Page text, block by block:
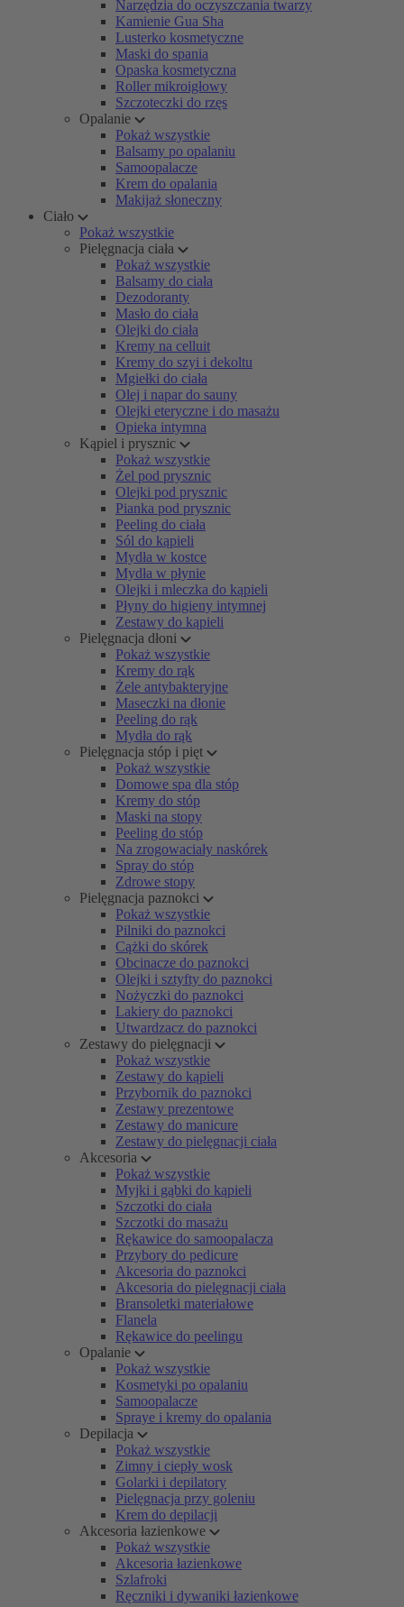
Narzędzia do oczyszczania twarzy
Kamienie Gua Sha
Lusterko kosmetyczne
Maski do spania
Opaska kosmetyczna
Roller mikroigłowy
Szczoteczki do rzęs
Opalanie
Pokaż wszystkie
Balsamy po opalaniu
Samoopalacze
Krem do opalania
Makijaż słoneczny
Ciało
Pokaż wszystkie
Pielęgnacja ciała
Pokaż wszystkie
Balsamy do ciała
Dezodoranty
Masło do ciała
Olejki do ciała
Kremy na celluit
Kremy do szyi i dekoltu
Mgiełki do ciała
Olej i napar do sauny
Olejki eteryczne i do masażu
Opieka intymna
Kąpiel i prysznic
Pokaż wszystkie
Żel pod prysznic
Olejki pod prysznic
Pianka pod prysznic
Peeling do ciała
Sól do kąpieli
Mydła w kostce
Mydła w płynie
Olejki i mleczka do kąpieli
Płyny do higieny intymnej
Zestawy do kąpieli
Pielęgnacja dłoni
Pokaż wszystkie
Kremy do rąk
Żele antybakteryjne
Maseczki na dłonie
Peeling do rąk
Mydła do rąk
Pielęgnacja stóp i pięt
Pokaż wszystkie
Domowe spa dla stóp
Kremy do stóp
Maski na stopy
Peeling do stóp
Na zrogowaciały naskórek
Spray do stóp
Zdrowe stopy
Pielęgnacja paznokci
Pokaż wszystkie
Pilniki do paznokci
Cążki do skórek
Obcinacze do paznokci
Olejki i sztyfty do paznokci
Nożyczki do paznokci
Lakiery do paznokci
Utwardzacz do paznokci
Zestawy do pielęgnacji
Pokaż wszystkie
Zestawy do kąpieli
Przybornik do paznokci
Zestawy prezentowe
Zestawy do manicure
Zestawy do pielęgnacji ciała
Akcesoria
Pokaż wszystkie
Myjki i gąbki do kąpieli
Szczotki do ciała
Szczotki do masażu
Rękawice do samoopalacza
Przybory do pedicure
Akcesoria do paznokci
Akcesoria do pielęgnacji ciała
Bransoletki materiałowe
Flanela
Rękawice do peelingu
Opalanie
Pokaż wszystkie
Kosmetyki po opalaniu
Samoopalacze
Spraye i kremy do opalania
Depilacja
Pokaż wszystkie
Zimny i ciepły wosk
Golarki i depilatory
Pielęgnacja przy goleniu
Krem do depilacji
Akcesoria łazienkowe
Pokaż wszystkie
Akcesoria łazienkowe
Szlafroki
Ręczniki i dywaniki łazienkowe